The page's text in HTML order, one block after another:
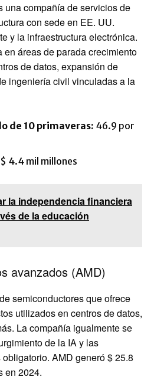
una compañía de servicios de
con sede en EE. UU.
y la infraestructura electrónica.
en áreas de parada crecimiento
de datos, expansión de
ingeniería civil vinculadas a la
de 10 primaveras: 46.9 por
$ 4.4 mil millones
la independencia financiera
de la educación
avanzados (AMD)
semiconductores que ofrece
utilizados en centros de datos,
La compañía igualmente se
de la IA y las
AMD generó $ 25.8
en 2024.